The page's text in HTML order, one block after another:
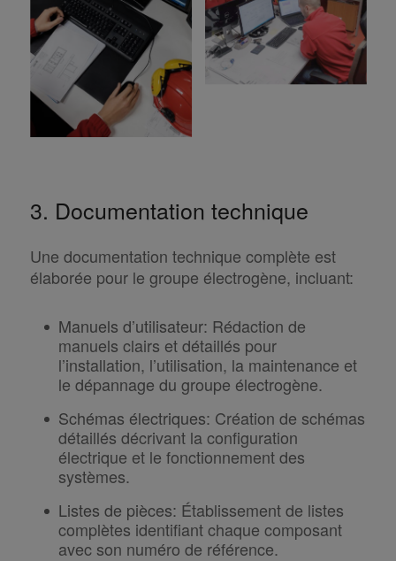
3. Documentation technique
Une documentation technique complète est
élaborée pour le groupe électrogène, incluant:
Manuels d’utilisateur: Rédaction de
manuels clairs et détaillés pour
l’installation, l’utilisation, la maintenance et
le dépannage du groupe électrogène.
Schémas électriques: Création de schémas
détaillés décrivant la configuration
électrique et le fonctionnement des
systèmes.
Listes de pièces: Établissement de listes
complètes identifiant chaque composant
avec son numéro de référence.